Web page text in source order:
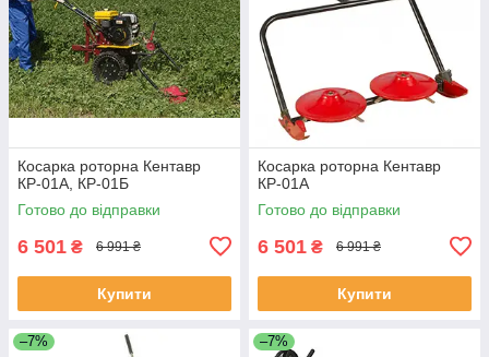
Косарка роторна Кентавр
КР-01А, КР-01Б
Готово до відправки
6 501 ₴ 6 991 ₴
Купити
Косарка роторна Кентавр
КР-01А
Готово до відправки
6 501 ₴ 6 991 ₴
Купити
–7% –7%